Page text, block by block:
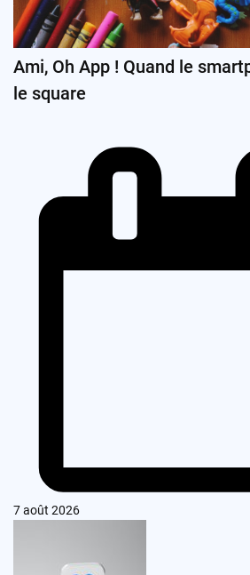
Ami, Oh App ! Quand le
le square
7 août 2026